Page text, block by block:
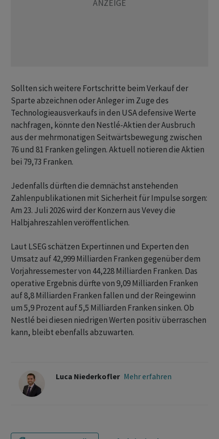
Sollten sich weitere Fortschritte beim Verkauf der
Sparte abzeichnen oder Anleger im Zuge des
Technologieausverkaufs in den USA defensive Werte
nachfragen, könnte den Nestlé-Aktien der Ausbruch
aus der mehrmonatigen Seitwärtsbewegung zwischen
76 und 81 Franken gelingen. Aktuell notieren die Aktien
bei 79,73 Franken.
Jedenfalls dürften die demnächst anstehenden
Zahlenpublikationen mit Sicherheit für Impulse sorgen:
Am 23. Juli 2026 wird der Konzern aus Vevey die
Halbjahreszahlen veröffentlichen.
Laut LSEG schätzen Expertinnen und Experten den
Umsatz auf 42,999 Milliarden Franken gegenüber dem
Vorjahressemester von 44,228 Milliarden Franken. Das
operative Ergebnis dürfte von 9,09 Milliarden Franken
auf 8,8 Milliarden Franken fallen und der Reingewinn
um 5,9 Prozent auf 5,5 Milliarden Franken sinken. Ob
Nestlé bei diesen niedrigen Werten positiv überraschen
kann, bleibt ebenfalls abzuwarten.
Luca Niederkofler Mehr erfahren